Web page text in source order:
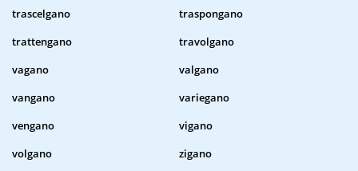
trascelgano
traspongano
trattengano
travolgano
vagano
valgano
vangano
variegano
vengano
vigano
volgano
zigano